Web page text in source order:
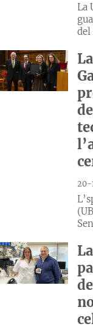
La
del
20-